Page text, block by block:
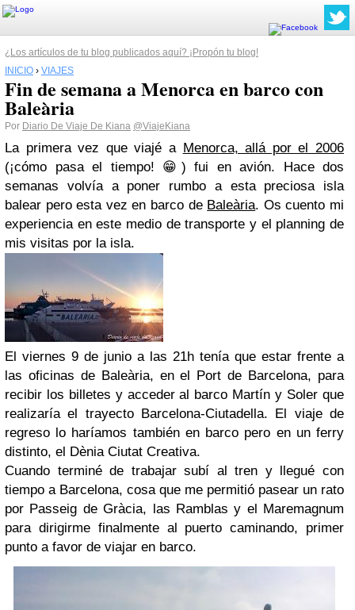
¿Los artículos de tu blog publicados aquí? ¡Propón tu blog!
INICIO › VIAJES
Fin de semana a Menorca en barco con
Baleària
Por Diario De Viaje De Kiana @ViajeKiana
La primera vez que viajé a Menorca, allá por el 2006
(¡cómo pasa el tiempo! 😁) fui en avión. Hace dos
semanas volvía a poner rumbo a esta preciosa isla
balear pero esta vez en barco de Baleària. Os cuento mi
experiencia en este medio de transporte y el planning de
mis visitas por la isla.
El viernes 9 de junio a las 21h tenía que estar frente a
las oficinas de Baleària, en el Port de Barcelona, para
recibir los billetes y acceder al barco Martín y Soler que
realizaría el trayecto Barcelona-Ciutadella. El viaje de
regreso lo haríamos también en barco pero en un ferry
distinto, el Dènia Ciutat Creativa.
Cuando terminé de trabajar subí al tren y llegué con
tiempo a Barcelona, cosa que me permitió pasear un rato
por Passeig de Gràcia, las Ramblas y el Maremagnum
para dirigirme finalmente al puerto caminando, primer
punto a favor de viajar en barco.